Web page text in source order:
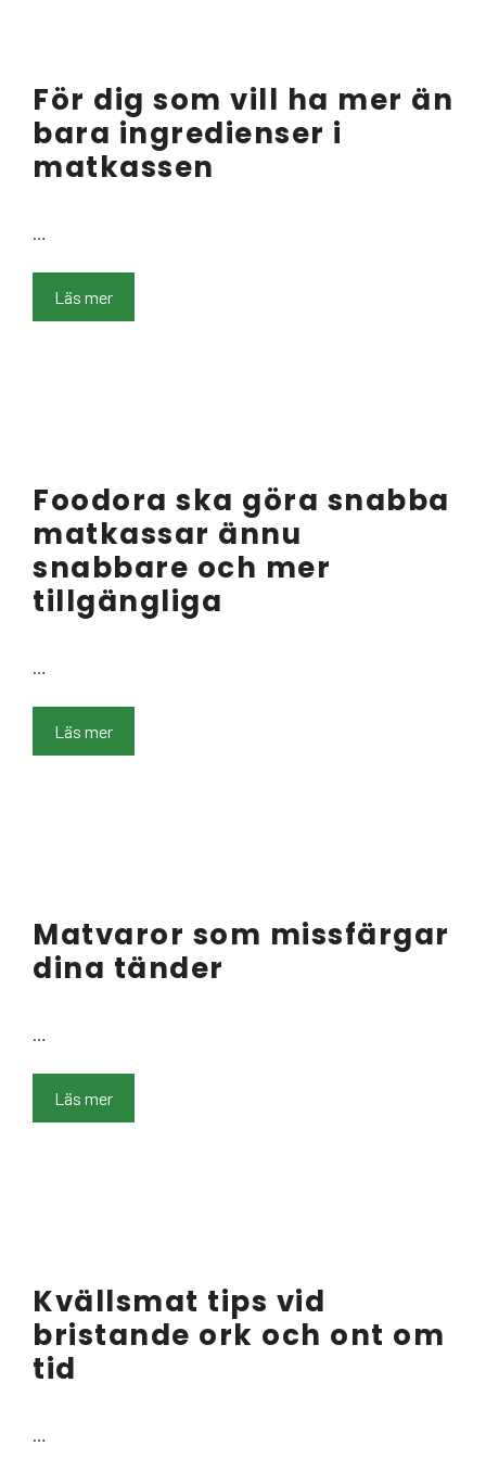
För dig som vill ha mer än
bara ingredienser i
matkassen
…
Läs mer
Foodora ska göra snabba
matkassar ännu
snabbare och mer
tillgängliga
…
Läs mer
Matvaror som missfärgar
dina tänder
…
Läs mer
Kvällsmat tips vid
bristande ork och ont om
tid
…